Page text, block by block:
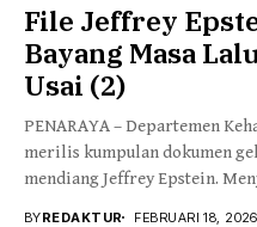
File Jeffrey
Bayang Masa
Usai (2)
PENARAYA – Departemen
merilis kumpulan dokumen
mendiang Jeffrey Epstein.
BYREDAKTUR FEBRUARI 18, 2026